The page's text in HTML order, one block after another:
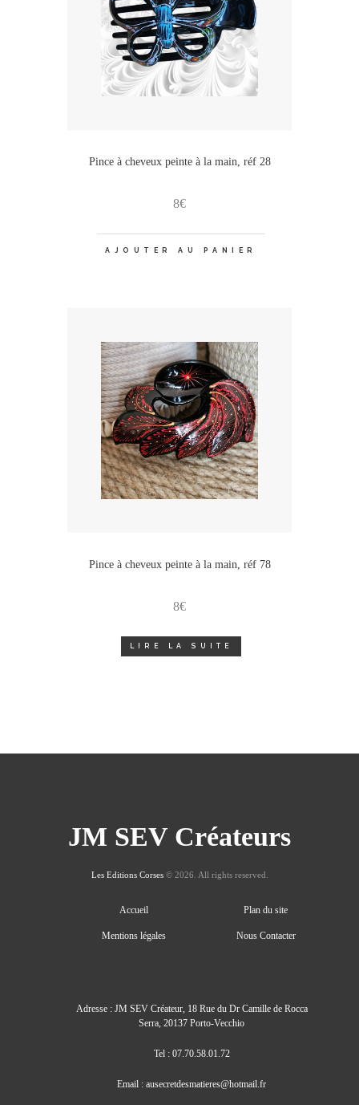
Pince à cheveux peinte à la main, réf 28
8€
AJOUTER AU PANIER
Pince à cheveux peinte à la main, réf 78
8€
LIRE LA SUITE
JM SEV Créateurs
Les Editions Corses© 2026. All rights reserved.
Accueil Plan du site
Mentions légales Nous Contacter
Adresse : JM SEV Créateur, 18 Rue du Dr Camille de Rocca
Serra, 20137 Porto-Vecchio
Tel : 07.70.58.01.72
Email : ausecretdesmatieres@hotmail.fr